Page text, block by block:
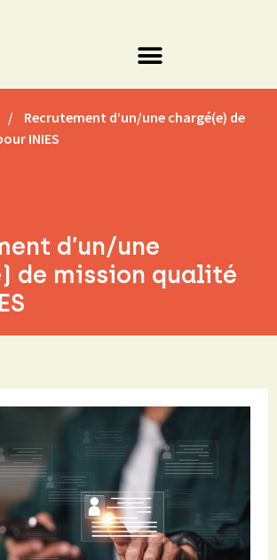
/
Recrutement d’un/une chargé(e) de
INIES
d’un/une
de mission qualité